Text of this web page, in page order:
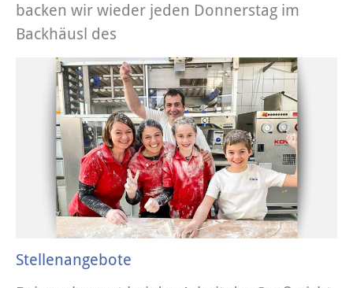
backen wir wieder jeden Donnerstag im
Backhäusl des
Stellenangebote